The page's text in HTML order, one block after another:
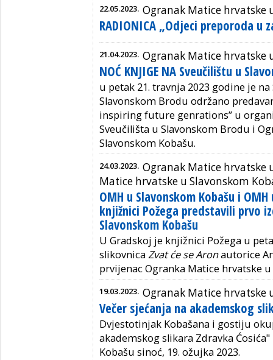
22.05.2023. Ogranak Matice hrvatske
RADIONICA „Odjeci preporoda u
21.04.2023. Ogranak Matice hrvatske
NOĆ KNJIGE NA Sveučilištu u
u petak 21. travnja 2023 godine je
Slavonskom Brodu održano
inspiring future genrations” u
Sveučilišta u Slavonskom Brodu i
Slavonskom Kobašu.
24.03.2023. Ogranak Matice hrvatske
Matice hrvatske u Slavonskom
OMH u Slavonskom Kobašu i
knjižnici Požega predstavili prvo
Slavonskom Kobašu
U Gradskoj je knjižnici Požega u
slikovnicaZvat će se Aronautorice
prvijenac Ogranka Matice hrvatske
19.03.2023. Ogranak Matice hrvatske
Večer sjećanja na akademskog
Dvjestotinjak Kobašana i gostiju
akademskog slikara Zdravka
Kobašu sinoć, 19. ožujka 2023.